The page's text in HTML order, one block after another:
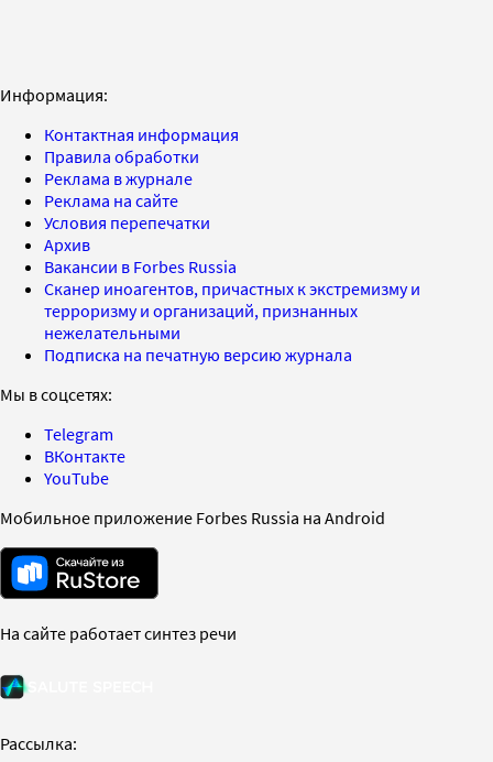
Информация:
Контактная информация
Правила обработки
Реклама в журнале
Реклама на сайте
Условия перепечатки
Архив
Вакансии в Forbes Russia
Сканер иноагентов, причастных к экстремизму и
терроризму и организаций, признанных
нежелательными
Подписка на печатную версию журнала
Мы в соцсетях:
Telegram
ВКонтакте
YouTube
Мобильное приложение Forbes Russia на Android
На сайте работает синтез речи
Рассылка: